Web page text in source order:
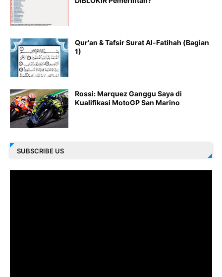
Qur'an & Tafsir Surat Al-Fatihah (Bagian
1)
Rossi: Marquez Ganggu Saya di
Kualifikasi MotoGP San Marino
SUBSCRIBE US